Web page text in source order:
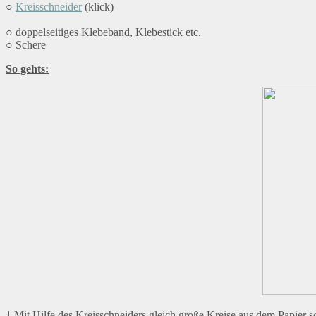
○ Kreisschneider (klick)
○ doppelseitiges Klebeband, Klebestick etc.
○ Schere
So gehts: